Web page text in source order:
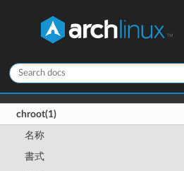
chroot(1)
名称
書式